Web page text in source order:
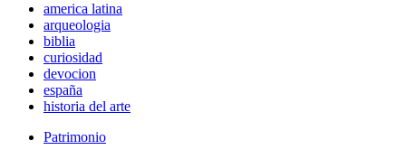
america latina
arqueologia
biblia
curiosidad
devocion
españa
historia del arte
Patrimonio